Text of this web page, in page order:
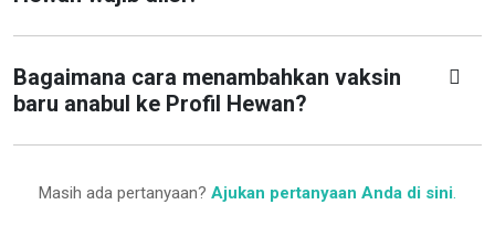
Bagaimana cara menambahkan vaksin
baru anabul ke Profil Hewan?
Masih ada pertanyaan? Ajukan pertanyaan Anda di sini.